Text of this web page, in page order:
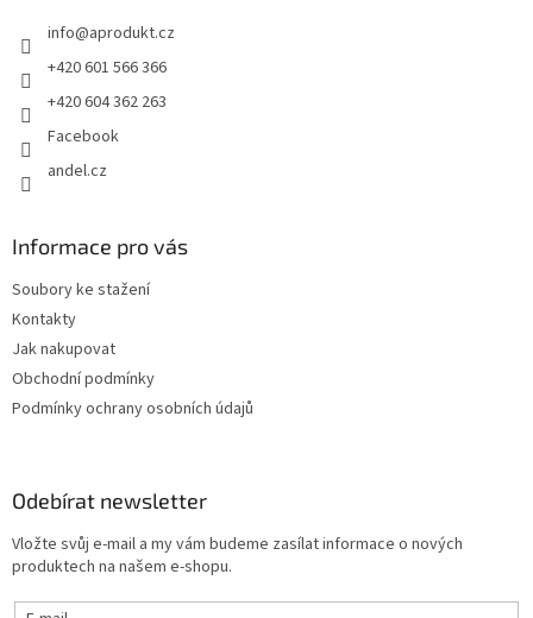
info@aprodukt.cz
+420 601 566 366
+420 604 362 263
Facebook
andel.cz
Informace pro vás
Soubory ke stažení
Kontakty
Jak nakupovat
Obchodní podmínky
Podmínky ochrany osobních údajů
Odebírat newsletter
Vložte svůj e-mail a my vám budeme zasílat informace o nových
produktech na našem e-shopu.